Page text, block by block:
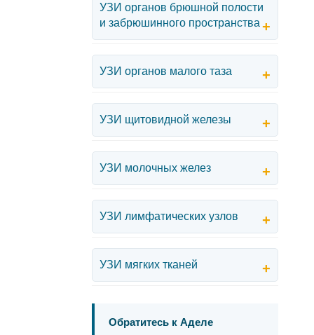
УЗИ органов брюшной полости
и забрюшинного пространства +
УЗИ органов малого таза +
УЗИ щитовидной железы +
УЗИ молочных желез +
УЗИ лимфатических узлов +
УЗИ мягких тканей +
Обратитесь к Аделе